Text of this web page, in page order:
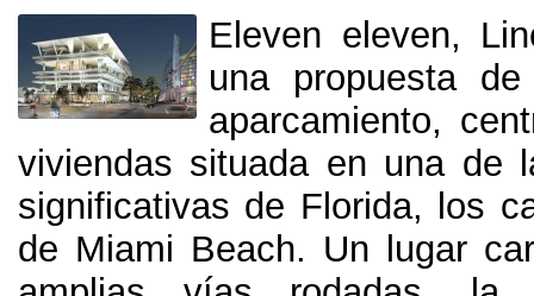
Eleven eleven,
una propuesta
aparcamiento,
viviendas situada en una de
significativas de Florida,
los
de Miami Beach. Un lugar